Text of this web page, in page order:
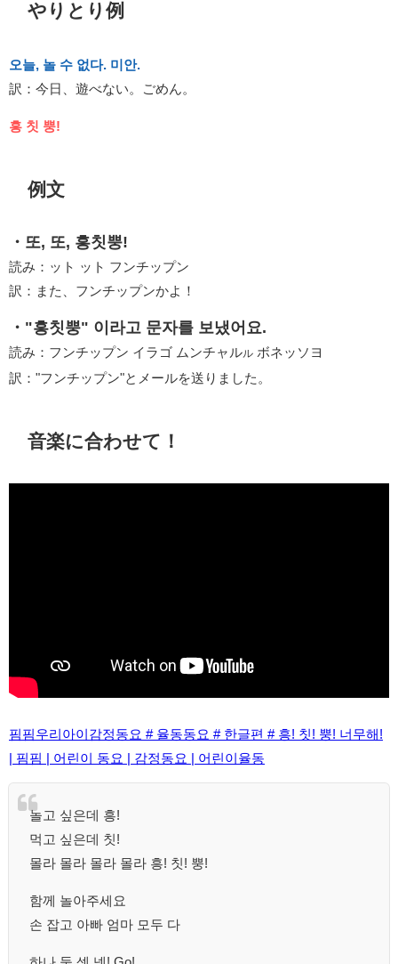
やりとり例
오늘, 놀 수 없다. 미안.
訳：今日、遊べない。ごめん。
흥 칫 뿡!
例文
・또, 또, 흥칫뿡!
読み：ット ット フンチップン
訳：また、フンチップンかよ！
・"흥칫뿡" 이라고 문자를 보냈어요.
読み：フンチップン イラゴ ムンチャルル ボネッソヨ
訳："フンチップン"とメールを送りました。
音楽に合わせて！
핌핌우리아이감정동요 # 율동동요 # 한글편 # 흥! 칫! 뿡! 너무해!
| 핌핌 | 어린이 동요 | 감정동요 | 어린이율동
놀고 싶은데 흥!
먹고 싶은데 칫!
몰라 몰라 몰라 몰라 흥! 칫! 뿡!
함께 놀아주세요
손 잡고 아빠 엄마 모두 다